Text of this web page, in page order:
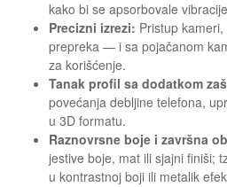
kako bi se apsorbovale
Precizni izrezi: Pristup
prepreka — i sa pojačanom
za korišćenje.
Tanak profil sa dodatkom
povećanja debljine telefona,
u 3D formatu.
Raznovrsne boje i završna
jestive boje, mat ili sjajni finiši;
u kontrastnoj boji ili metalik